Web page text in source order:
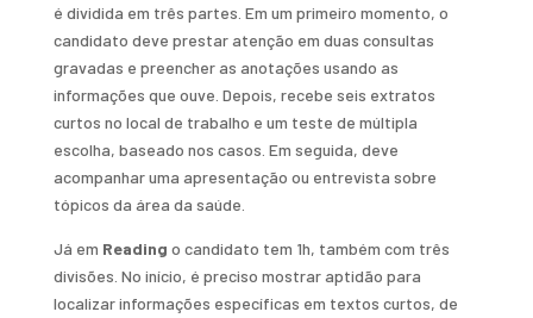
é dividida em três partes. Em um primeiro momento, o
candidato deve prestar atenção em duas consultas
gravadas e preencher as anotações usando as
informações que ouve. Depois, recebe seis extratos
curtos no local de trabalho e um teste de múltipla
escolha, baseado nos casos. Em seguida, deve
acompanhar uma apresentação ou entrevista sobre
tópicos da área da saúde.
Já em Reading o candidato tem 1h, também com três
divisões. No início, é preciso mostrar aptidão para
localizar informações específicas em textos curtos, de